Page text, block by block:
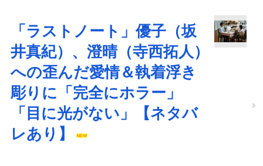
「ラストノート」優子（坂
井真紀）、澄晴（寺西拓人）
への歪んだ愛情＆執着浮き
彫りに「完全にホラー」
「目に光がない」【ネタバ
レあり】